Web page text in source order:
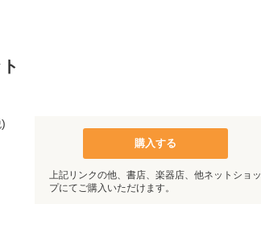
購入する
上記リンクの他、書店、楽器店、他ネットショッ
プにてご購入いただけます。